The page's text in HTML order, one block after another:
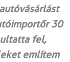
30
fel,
említem